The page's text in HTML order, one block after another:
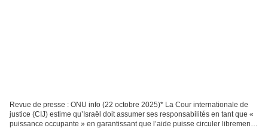
Revue de presse : ONU info (22 octobre 2025)* La Cour internationale de
justice (CIJ) estime qu’Israël doit assumer ses responsabilités en tant que «
puissance occupante » en garantissant que l’aide puisse circuler librement